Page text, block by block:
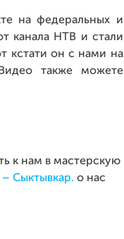
на федеральных и
канала НТВ и стали
кстати он с нами на
также можете
к нам в мастерскую
Сыктывкар. о нас